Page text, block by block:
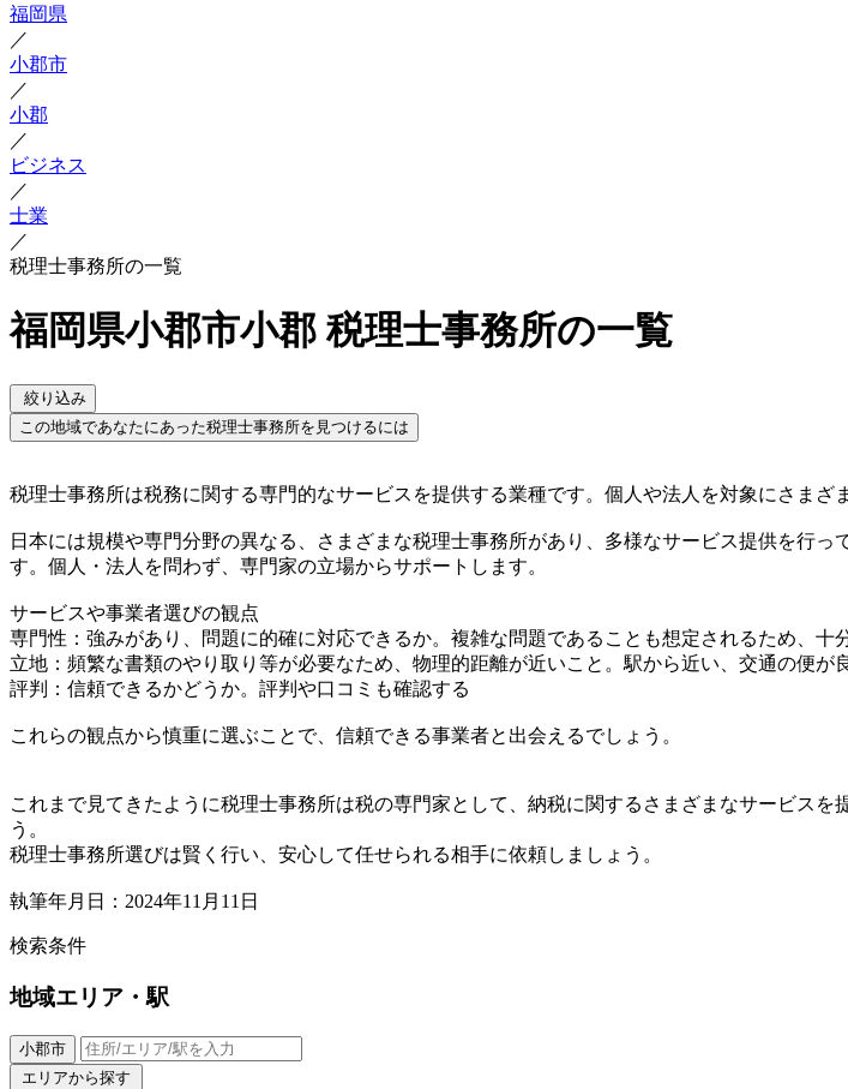
福岡県
／
小郡市
／
小郡
／
ビジネス
／
士業
／
税理士事務所の一覧
福岡県小郡市小郡 税理士事務所の一覧
絞り込み
この地域であなたにあった税理士事務所を見つけるには
税理士事務所は税務に関する専門的なサービスを提供する業種です。個人や法人を対象にさまざ
日本には規模や専門分野の異なる、さまざまな税理士事務所があり、多様なサービス提供を行
す。個人・法人を問わず、専門家の立場からサポートします。
サービスや事業者選びの観点
専門性：強みがあり、問題に的確に対応できるか。複雑な問題であることも想定されるため、十
立地：頻繁な書類のやり取り等が必要なため、物理的距離が近いこと。駅から近い、交通の便が
評判：信頼できるかどうか。評判や口コミも確認する
これらの観点から慎重に選ぶことで、信頼できる事業者と出会えるでしょう。
これまで見てきたように税理士事務所は税の専門家として、納税に関するさまざまなサービス
う。
税理士事務所選びは賢く行い、安心して任せられる相手に依頼しましょう。
執筆年月日：2024年11月11日
検索条件
地域エリア・駅
小郡市
エリアから探す